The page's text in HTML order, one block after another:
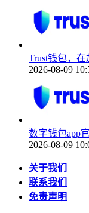
Trust钱包，
2026-08-09
数字钱包app
2026-08-09
关于我们
联系我们
免责声明